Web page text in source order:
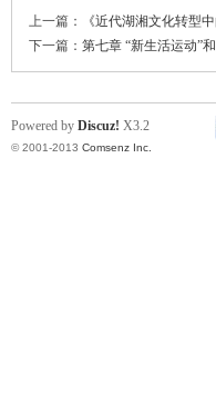
上一篇：
《近代湖湘文化转型
下一篇： 第七章 “新生活运动”
Powered by Discuz! X3.2
© 2001-2013 Comsenz Inc.